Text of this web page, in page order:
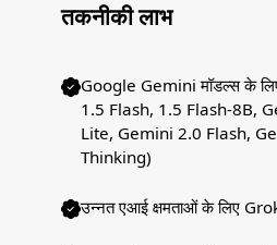
तकनीकी लाभ
Google Gemini मॉडल्स के
1.5 Flash, 1.5 Flash-8B,
Lite, Gemini 2.0 Flash,
Thinking)
उन्नत एआई क्षमताओं के लिए